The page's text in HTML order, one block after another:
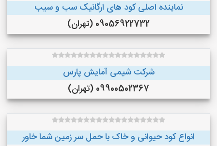
نماینده اصلی کود های ارگانیک سب و سیب
09056922732 (تهران)
شرکت شیمی آمایش پارس
09900502367 (تهران)
انواع کود حیوانی و خاک با حمل سر زمین شما خاور